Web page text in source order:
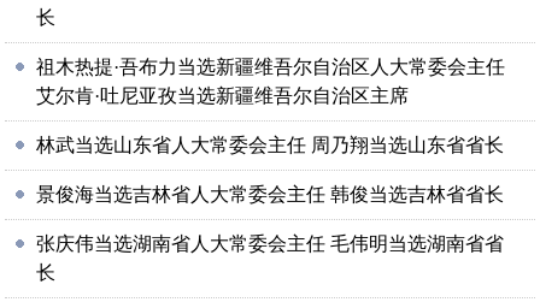
长
祖木热提·吾布力当选新疆维吾尔自治区人大常委会主任
艾尔肯·吐尼亚孜当选新疆维吾尔自治区主席
林武当选山东省人大常委会主任 周乃翔当选山东省省长
景俊海当选吉林省人大常委会主任 韩俊当选吉林省省长
张庆伟当选湖南省人大常委会主任 毛伟明当选湖南省省
长